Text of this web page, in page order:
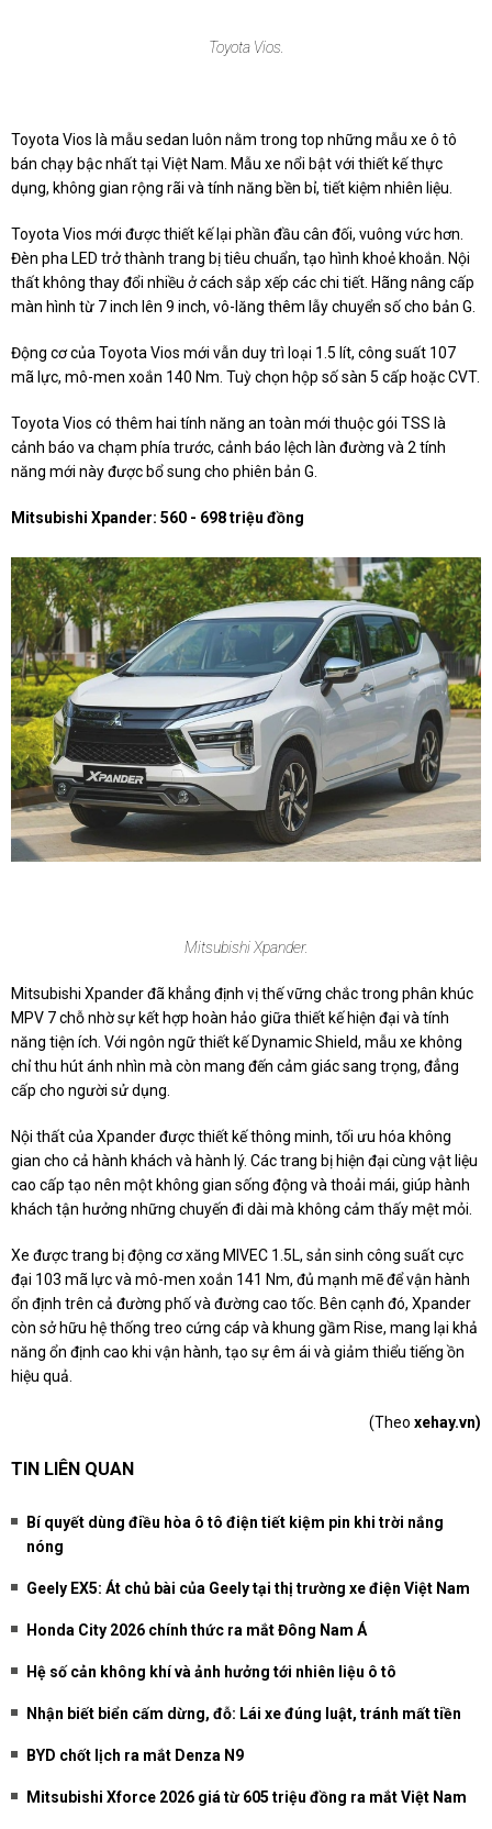
Toyota Vios.
Toyota Vios là mẫu sedan luôn nằm trong top những mẫu xe ô tô
bán chạy bậc nhất tại Việt Nam. Mẫu xe nổi bật với thiết kế thực
dụng, không gian rộng rãi và tính năng bền bỉ, tiết kiệm nhiên liệu.
Toyota Vios mới được thiết kế lại phần đầu cân đối, vuông vức hơn.
Đèn pha LED trở thành trang bị tiêu chuẩn, tạo hình khoẻ khoắn. Nội
thất không thay đổi nhiều ở cách sắp xếp các chi tiết. Hãng nâng cấp
màn hình từ 7 inch lên 9 inch, vô-lăng thêm lẫy chuyển số cho bản G.
Động cơ của Toyota Vios mới vẫn duy trì loại 1.5 lít, công suất 107
mã lực, mô-men xoắn 140 Nm. Tuỳ chọn hộp số sàn 5 cấp hoặc CVT.
Toyota Vios có thêm hai tính năng an toàn mới thuộc gói TSS là
cảnh báo va chạm phía trước, cảnh báo lệch làn đường và 2 tính
năng mới này được bổ sung cho phiên bản G.
Mitsubishi Xpander: 560 - 698 triệu đồng
Mitsubishi Xpander.
Mitsubishi Xpander đã khẳng định vị thế vững chắc trong phân khúc
MPV 7 chỗ nhờ sự kết hợp hoàn hảo giữa thiết kế hiện đại và tính
năng tiện ích. Với ngôn ngữ thiết kế Dynamic Shield, mẫu xe không
chỉ thu hút ánh nhìn mà còn mang đến cảm giác sang trọng, đẳng
cấp cho người sử dụng.
Nội thất của Xpander được thiết kế thông minh, tối ưu hóa không
gian cho cả hành khách và hành lý. Các trang bị hiện đại cùng vật liệu
cao cấp tạo nên một không gian sống động và thoải mái, giúp hành
khách tận hưởng những chuyến đi dài mà không cảm thấy mệt mỏi.
Xe được trang bị động cơ xăng MIVEC 1.5L, sản sinh công suất cực
đại 103 mã lực và mô-men xoắn 141 Nm, đủ mạnh mẽ để vận hành
ổn định trên cả đường phố và đường cao tốc. Bên cạnh đó, Xpander
còn sở hữu hệ thống treo cứng cáp và khung gầm Rise, mang lại khả
năng ổn định cao khi vận hành, tạo sự êm ái và giảm thiểu tiếng ồn
hiệu quả.
(Theo xehay.vn)
TIN LIÊN QUAN
Bí quyết dùng điều hòa ô tô điện tiết kiệm pin khi trời nắng
nóng
Geely EX5: Át chủ bài của Geely tại thị trường xe điện Việt Nam
Honda City 2026 chính thức ra mắt Đông Nam Á
Hệ số cản không khí và ảnh hưởng tới nhiên liệu ô tô
Nhận biết biển cấm dừng, đỗ: Lái xe đúng luật, tránh mất tiền
BYD chốt lịch ra mắt Denza N9
Mitsubishi Xforce 2026 giá từ 605 triệu đồng ra mắt Việt Nam